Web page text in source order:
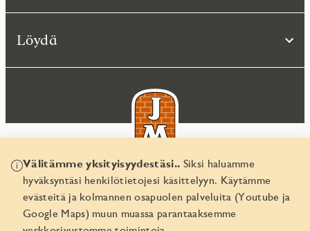
Välitämme yksityisyydestäsi.. Siksi haluamme
hyväksyntäsi henkilötietojesi käsittelyyn. Käytämme
evästeitä ja kolmannen osapuolen palveluita (Youtube ja
Google Maps) muun muassa parantaaksemme
Löydä
© JM Suomi OY 2026
Yritystunnus 1974161-8